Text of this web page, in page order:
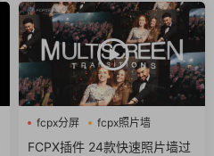
fcpx分屏
fcpx照片墙
fcpx转场
FCPX插件 24款快速照片墙过